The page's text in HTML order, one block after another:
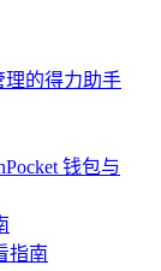
理的得力助手
钱包与
指南